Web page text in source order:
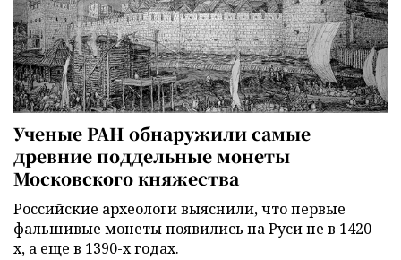
Ученые РАН обнаружили самые
древние поддельные монеты
Московского княжества
Российские археологи выяснили, что первые
фальшивые монеты появились на Руси не в 1420-
х, а еще в 1390-х годах.